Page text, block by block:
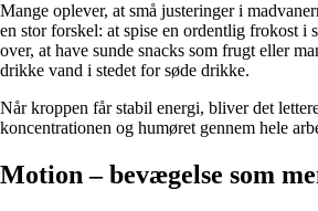
Mange oplever, at små justeringer i
en stor forskel: at spise en ordentlig frokost i
over, at have sunde snacks som frugt eller
drikke vand i stedet for søde drikke.
Når kroppen får stabil energi, bliver det
koncentrationen og humøret gennem hele
Motion – bevægelse som